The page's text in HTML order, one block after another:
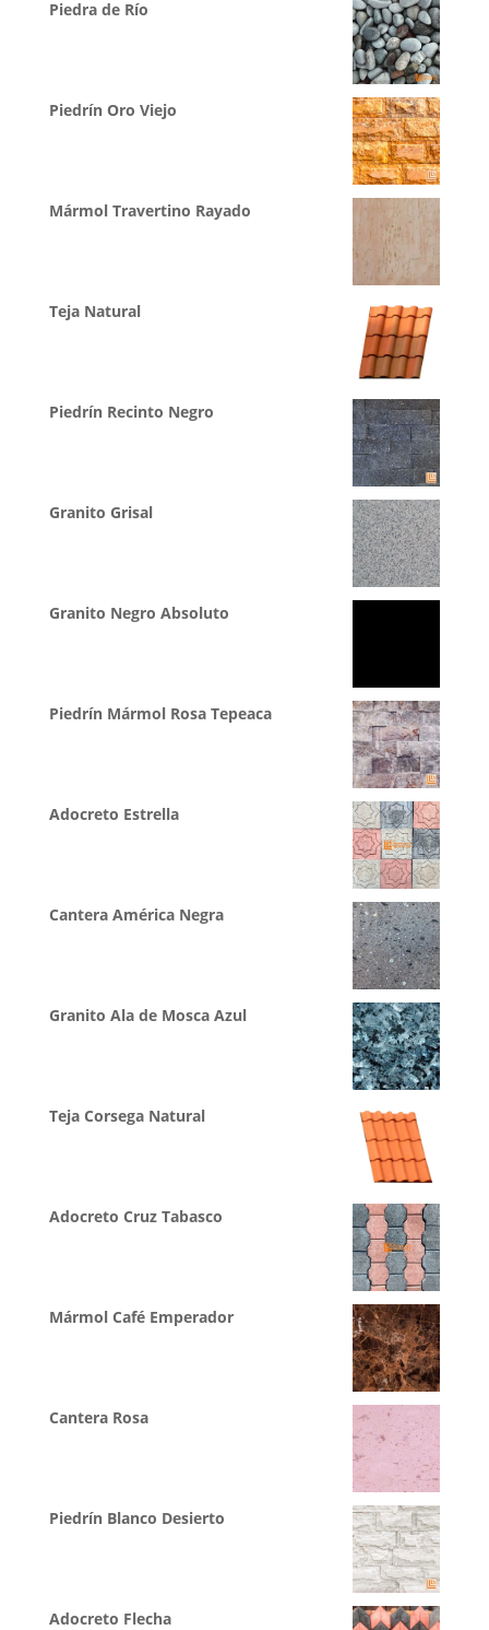
Piedra de Río
Piedrín Oro Viejo
Mármol Travertino Rayado
Teja Natural
Piedrín Recinto Negro
Granito Grisal
Granito Negro Absoluto
Piedrín Mármol Rosa Tepeaca
Adocreto Estrella
Cantera América Negra
Granito Ala de Mosca Azul
Teja Corsega Natural
Adocreto Cruz Tabasco
Mármol Café Emperador
Cantera Rosa
Piedrín Blanco Desierto
Adocreto Flecha